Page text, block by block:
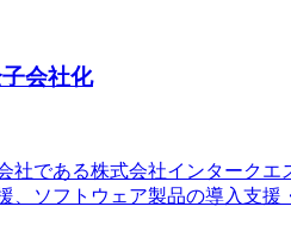
会社化
である株式会社インターク
ソフトウェア製品の導入支